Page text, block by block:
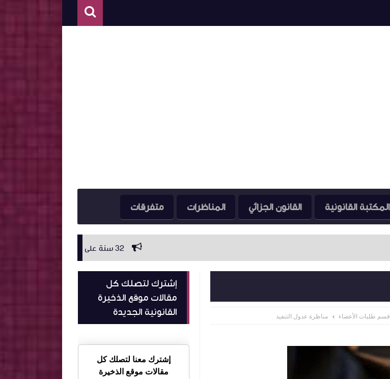
المكتبة القانونية القانون الجزائي المناظرات متفرقات
قسم طلبات الأعضاء مناظرة عدول التنفيذ
إشترك لتصلك كل
مقالات موقع الذخيرة
القانونية الجديدة
إشترك معنا لتصلك كل
مقالات موقع الذخيرة